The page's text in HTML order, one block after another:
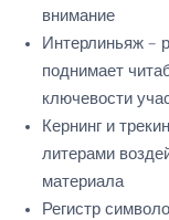
внимание
Интерлиньяж –
поднимает
ключевости
Кернинг и
литерами
материала
Регистр